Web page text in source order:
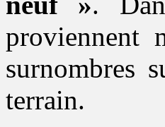
proviennent
surnombres
terrain.